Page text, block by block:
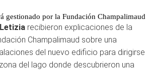
gestionado por la Fundación Champalimaud
recibieron explicaciones de la
Champalimaud sobre una
del nuevo edificio para dirigirse
del lago donde descubrieron una